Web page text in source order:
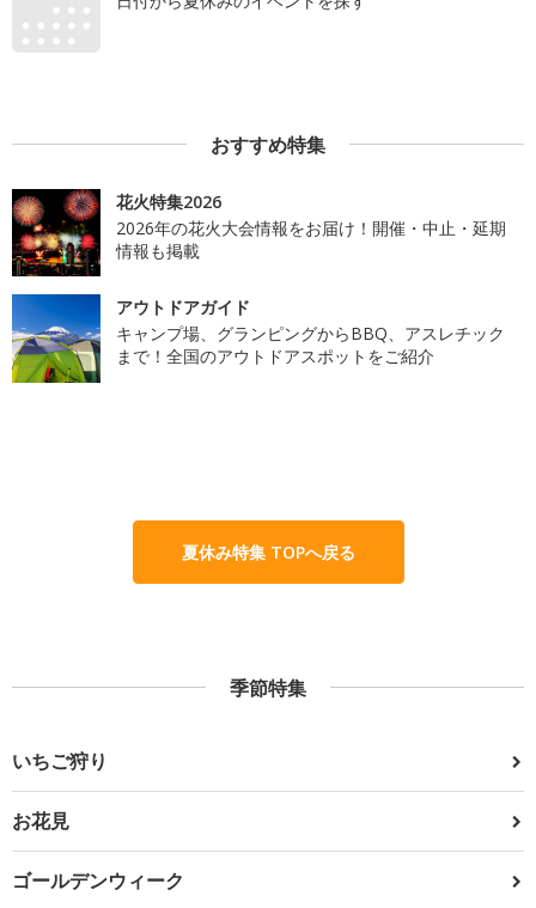
おすすめ特集
花火特集2026
2026年の花火大会情報をお届け！開催・中止・延期
情報も掲載
アウトドアガイド
キャンプ場、グランピングからBBQ、アスレチック
まで！全国のアウトドアスポットをご紹介
夏休み特集 TOPへ戻る
季節特集
いちご狩り
お花見
ゴールデンウィーク